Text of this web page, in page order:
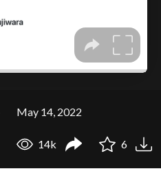
May 14, 2022
14k 6